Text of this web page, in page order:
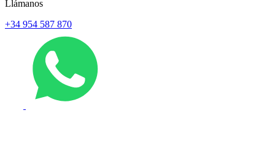
Llámanos
+34 954 587 870